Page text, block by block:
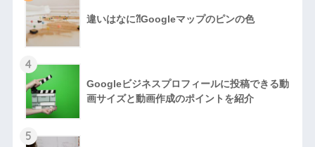
違いはなに⁈Googleマップのピンの色
4
Googleビジネスプロフィールに投稿できる動
画サイズと動画作成のポイントを紹介
5